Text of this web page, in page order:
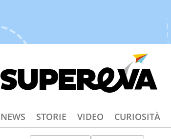
NEWS STORIE VIDEO CURIOSITÀ